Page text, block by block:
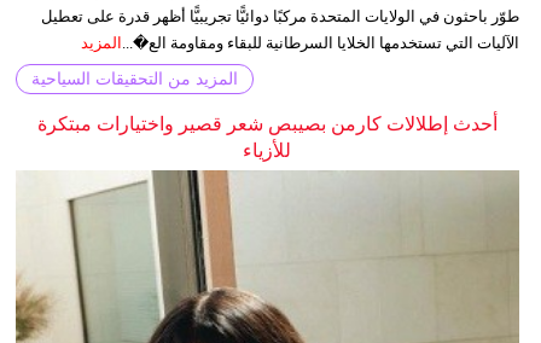
طوّر باحثون في الولايات المتحدة مركبًا دوائيًّا تجريبيًّا أظهر قدرة على تعطيل
الآليات التي تستخدمها الخلايا السرطانية للبقاء ومقاومة الع�... المزيد
المزيد من التحقيقات السياحية
أحدث إطلالات كارمن بصيبص شعر قصير واختيارات مبتكرة
للأزياء